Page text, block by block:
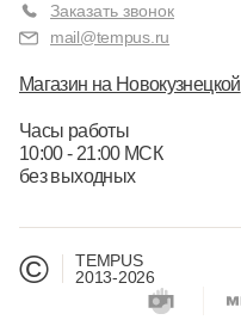
Заказать звонок
mail@tempus.ru
Магазин на Новокузнецкой
Часы работы
10:00 - 21:00 МСК
без выходных
©
TEMPUS
2013-2026